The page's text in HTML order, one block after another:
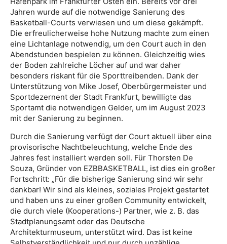
Jahren wurde auf die notwendige Sanierung des
Basketball-Courts verwiesen und um diese gekämpft.
Die erfreulicherweise hohe Nutzung machte zum einen
eine Lichtanlage notwendig, um den Court auch in den
Abendstunden bespielen zu können. Gleichzeitig wies
der Boden zahlreiche Löcher auf und war daher
besonders riskant für die Sporttreibenden. Dank der
Unterstützung von Mike Josef, Oberbürgermeister und
Sportdezernent der Stadt Frankfurt, bewilligte das
Sportamt die notwendigen Gelder, um im August 2023
mit der Sanierung zu beginnen.
Durch die Sanierung verfügt der Court aktuell über eine
provisorische Nachtbeleuchtung, welche Ende des
Jahres fest installiert werden soll. Für Thorsten De
Souza, Gründer von EZBBASKETBALL, ist dies ein großer
Fortschritt: „Für die bisherige Sanierung sind wir sehr
dankbar! Wir sind als kleines, soziales Projekt gestartet
und haben uns zu einer großen Community entwickelt,
die durch viele (Kooperations-) Partner, wie z. B. das
Stadtplanungsamt oder das Deutsche
Architekturmuseum, unterstützt wird. Das ist keine